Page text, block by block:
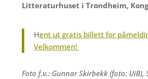
Litteraturhuset i Trondheim,
Hent ut gratis billett for
Velkommen!
Foto f.v.: Gunnar Skirbekk (foto: UiB),